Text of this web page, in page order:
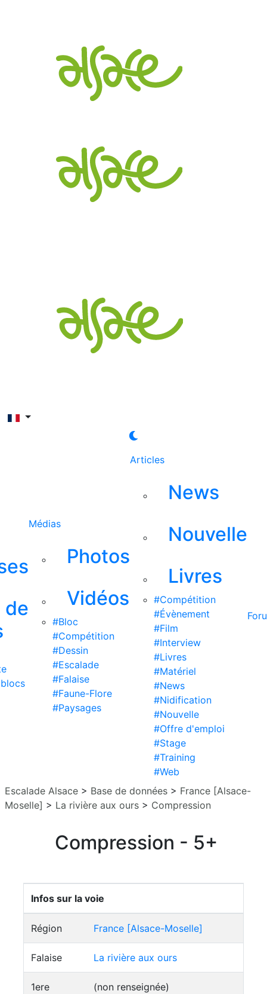
de
Médias
Photos
Vidéos
#Bloc
#Compétition
#Dessin
#Escalade
#Falaise
#Faune-Flore
#Paysages
Articles
News
Nouvelle
Livres
#Compétition
#Évènement
#Film
#Interview
#Livres
#Matériel
#News
#Nidification
#Nouvelle
#Offre d'emploi
#Stage
#Training
#Web
Escalade Alsace > Base de données > France [Alsace-
Moselle] > La rivière aux ours > Compression
Compression - 5+
Infos sur la voie
Région France [Alsace-Moselle]
Falaise La rivière aux ours
1ere
(non renseignée)